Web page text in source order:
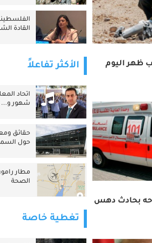
ظهر اليوم
بحادث دهس
القادة
الأكثر تفاعلاً
شهور و...
حقائق
حول
مطار
الصحة
تغطية خاصة